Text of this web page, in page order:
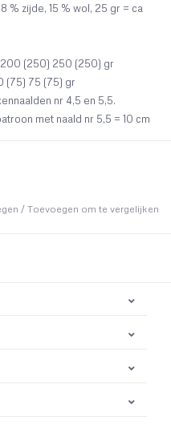
% zijde, 15 % wol, 25 gr = ca
200 (250) 250 (250) gr
(75) 75 (75) gr
nr 4,5 en 5,5.
met naald nr 5,5 = 10 cm
/ Toevoegen om te vergelijken